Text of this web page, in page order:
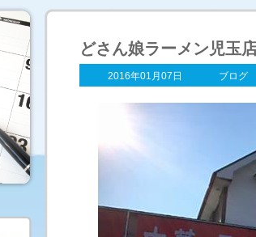
どさん娘ラーメン児玉
2016年01月07日 ブログ